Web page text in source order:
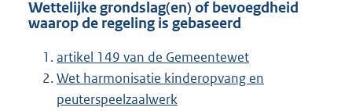
Wettelijke grondslag(en) of bevoegdheid
waarop de regeling is gebaseerd
artikel 149 van de Gemeentewet
Wet harmonisatie kinderopvang en
peuterspeelzaalwerk